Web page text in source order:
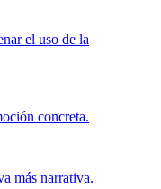
el uso de la
concreta.
más narrativa.